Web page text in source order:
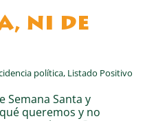
ni de
política, Listado Positivo
Semana Santa y
queremos y no